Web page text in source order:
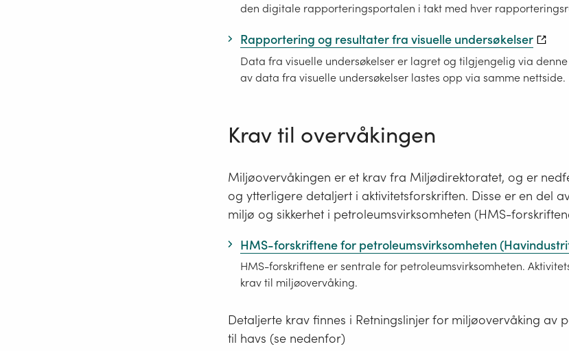
den digitale rapporteringsportalen i takt med hver
Rapportering og resultater fra visuelle undersøkelser
Data fra visuelle undersøkelser er lagret og tilgjengelig via
av data fra visuelle undersøkelser lastes opp via samme nettside.
Krav til overvåkingen
Miljøovervåkingen er et krav fra Miljødirektoratet, og er
og ytterligere detaljert i aktivitetsforskriften. Disse er en del
miljø og sikkerhet i petroleumsvirksomheten (HMS-
HMS-forskriftene for petroleumsvirksomheten
HMS-forskriftene er sentrale for petroleumsvirksomheten.
krav til miljøovervåking.
Detaljerte krav finnes i Retningslinjer for miljøovervåking av
til havs (se nedenfor)